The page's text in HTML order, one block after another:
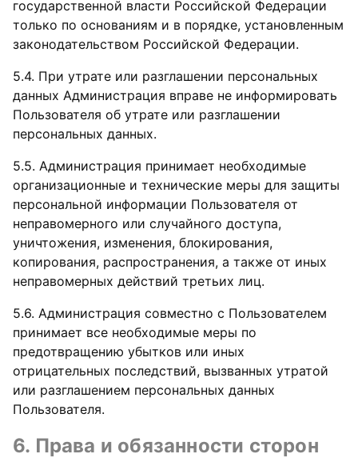
государственной власти Российской Федерации
только по основаниям и в порядке, установленным
законодательством Российской Федерации.
5.4. При утрате или разглашении персональных
данных Администрация вправе не информировать
Пользователя об утрате или разглашении
персональных данных.
5.5. Администрация принимает необходимые
организационные и технические меры для защиты
персональной информации Пользователя от
неправомерного или случайного доступа,
уничтожения, изменения, блокирования,
копирования, распространения, а также от иных
неправомерных действий третьих лиц.
5.6. Администрация совместно с Пользователем
принимает все необходимые меры по
предотвращению убытков или иных
отрицательных последствий, вызванных утратой
или разглашением персональных данных
Пользователя.
6. Права и обязанности сторон